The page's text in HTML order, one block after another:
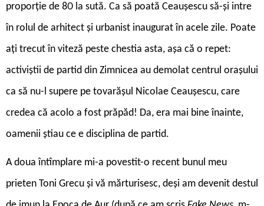
proporție de 80 la sută. Ca să poată Ceaușescu să-și intre
în rolul de arhitect și urbanist inaugurat în acele zile. Poate
ați trecut în viteză peste chestia asta, așa că o repet:
activiștii de partid din Zimnicea au demolat centrul orașului
ca să nu-l supere pe tovarășul Nicolae Ceaușescu, care
credea că acolo a fost prăpăd! Da, era mai bine înainte,
oamenii știau ce e disciplina de partid.
A doua întîmplare mi-a povestit-o recent bunul meu
prieten Toni Grecu și vă mărturisesc, deși am devenit destul